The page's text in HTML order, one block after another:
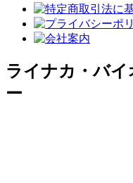
ライナカ・バ
ー